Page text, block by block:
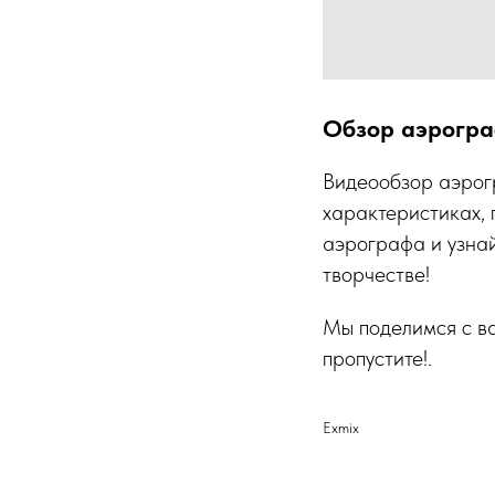
Обзор
Видеообзор
аэрографа и
творчестве!
Мы поделимся с
пропустите!.
Exmix